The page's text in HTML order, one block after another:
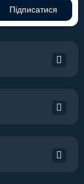
Підписатися